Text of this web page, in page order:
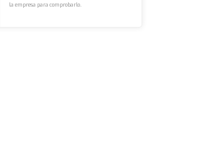
la empresa para comprobarlo.